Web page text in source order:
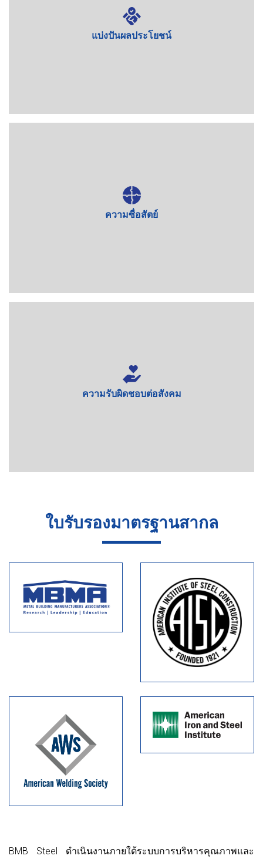
แบ่งปันผลประโยชน์
ความซื่อสัตย์
ความรับผิดชอบต่อสังคม
ใบรับรองมาตรฐานสากล
BMB Steel ดำเนินงานภายใต้ระบบการบริหารคุณภาพและ